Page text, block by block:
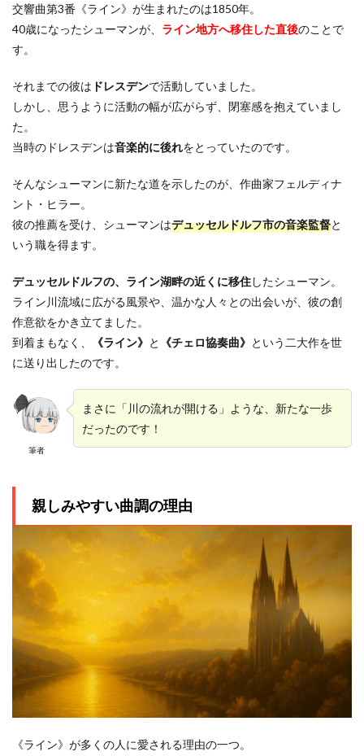
交響曲第3番《ライン》が生まれたのは1850年。
40歳になったシューマンが、 ライン地方へ移住した直後のことで
す。
それまでの彼は ドレスデンで活動していました。
しかし、思うように活動の幅が広がらず、閉塞感を抱えていまし
た。
当時のドレスデンは音楽的に後れをとっていたのです。
そんなシューマンに新たな道を示したのが、作曲家フェルディナ
ント・ヒラー。
彼の推薦を受け、シューマンはデュッセルドルフ市の音楽監督と
いう職を得ます。
デュッセルドルフの、ライン湖畔の近くに移住したシューマン。
ライン川流域に広がる風景や、温かな人々との出会いが、彼の創
作意欲をかき立てました。
到着まもなく、
《ライン》 と 《チェロ協奏曲》 という二大作を世
に送り出したのです。
筆者
まさに「川の流れが開ける」ような、新たな一歩
だったのです！
親しみやすい曲調の理由
《ライン》が多くの人に愛される理由の一つ。